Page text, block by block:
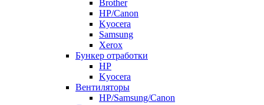
Brother
HP/Canon
Kyocera
Samsung
Xerox
Бункер отработки
HP
Kyocera
Вентиляторы
HP/Samsung/Canon